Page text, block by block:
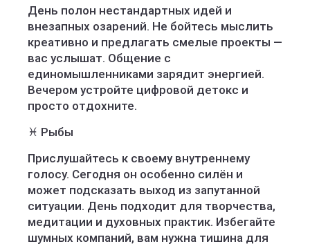
День полон нестандартных идей и
внезапных озарений. Не бойтесь мыслить
креативно и предлагать смелые проекты —
вас услышат. Общение с
единомышленниками зарядит энергией.
Вечером устройте цифровой детокс и
просто отдохните.
♓ Рыбы
Прислушайтесь к своему внутреннему
голосу. Сегодня он особенно силён и
может подсказать выход из запутанной
ситуации. День подходит для творчества,
медитации и духовных практик. Избегайте
шумных компаний, вам нужна тишина для